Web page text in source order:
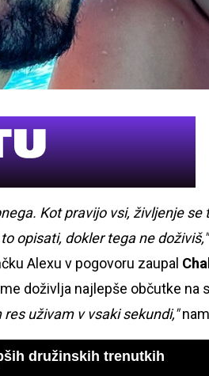
Kot pravijo vsi, življenje
opisati, dokler tega ne doživiš,"
Alexu v pogovoru zaupal
doživlja najlepše občutke na
uživam v vsaki sekundi,"
družinskih trenutkih